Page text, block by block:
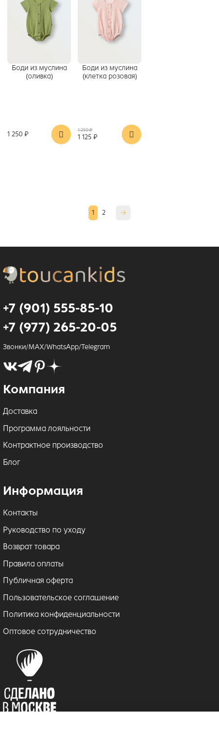
Боди из муслина
(оливка)
1 250 ₽
Боди из муслина
(клетка розовая)
1 250 ₽
1 125 ₽
1 2
+7 (901) 555-85-10
+7 (977) 265-20-05
Звонки/MAX/WhatsApp/Telegram
Компания
Доставка
Программа лояльности
Контрактное производство
Блог
Информация
Контакты
Руководство по уходу
Возврат товара
Правила оплаты
Публичная оферта
Пользовательское соглашение
Политика конфиденциальности
Оптовое сотрудничество